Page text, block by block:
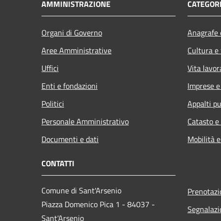
AMMINISTRAZIONE
Organi di Governo
Aree Amministrative
Uffici
Enti e fondazioni
Politici
Personale Amministrativo
Documenti e dati
Cultura
Vita
Imprese
Appalti
Catasto
Mobilità
CONTATTI
Comune di Sant'Arsenio
Piazza Domenico Pica 1 - 84037 -
Sant'Arsenio